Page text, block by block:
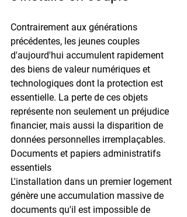
Contrairement aux générations
précédentes, les jeunes couples
d'aujourd'hui accumulent rapidement
des biens de valeur numériques et
technologiques dont la protection est
essentielle. La perte de ces objets
représente non seulement un préjudice
financier, mais aussi la disparition de
données personnelles irremplaçables.
Documents et papiers administratifs
essentiels
L'installation dans un premier logement
génère une accumulation massive de
documents qu'il est impossible de